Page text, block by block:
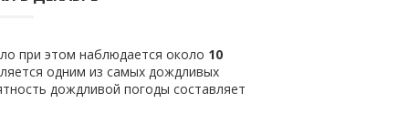
при этом наблюдается около 10
одним из самых дождливых
дождливой погоды составляет